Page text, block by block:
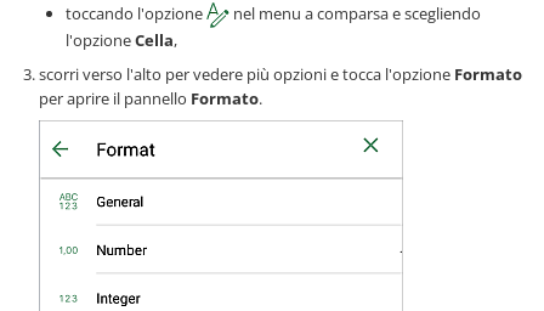
toccando l'opzione
nel menu a comparsa e scegliendo
l'opzioneCella,
scorri verso l'alto per vedere più opzioni e tocca l'opzione Formato
per aprire il pannello Formato.